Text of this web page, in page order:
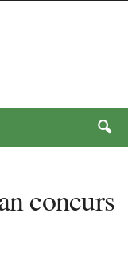
concurs